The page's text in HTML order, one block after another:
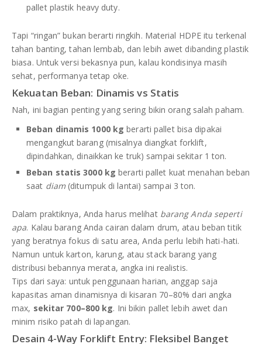
pallet plastik heavy duty.
Tapi “ringan” bukan berarti ringkih. Material HDPE itu terkenal
tahan banting, tahan lembab, dan lebih awet dibanding plastik
biasa. Untuk versi bekasnya pun, kalau kondisinya masih
sehat, performanya tetap oke.
Kekuatan Beban: Dinamis vs Statis
Nah, ini bagian penting yang sering bikin orang salah paham.
Beban dinamis 1000 kg berarti pallet bisa dipakai
mengangkut barang (misalnya diangkat forklift,
dipindahkan, dinaikkan ke truk) sampai sekitar 1 ton.
Beban statis 3000 kg berarti pallet kuat menahan beban
saat diam(ditumpuk di lantai) sampai 3 ton.
Dalam praktiknya, Anda harus melihat barang Anda seperti
apa. Kalau barang Anda cairan dalam drum, atau beban titik
yang beratnya fokus di satu area, Anda perlu lebih hati-hati.
Namun untuk karton, karung, atau stack barang yang
distribusi bebannya merata, angka ini realistis.
Tips dari saya: untuk penggunaan harian, anggap saja
kapasitas aman dinamisnya di kisaran 70–80% dari angka
max, sekitar 700–800 kg. Ini bikin pallet lebih awet dan
minim risiko patah di lapangan.
Desain 4-Way Forklift Entry: Fleksibel Banget